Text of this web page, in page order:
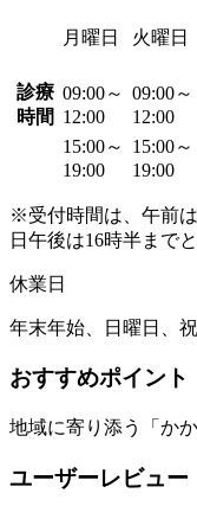
月曜日 火曜日
診療
時間
09:00～
12:00
09:00～
12:00
15:00～
19:00
15:00～
19:00
※受付時間は、午前
日午後は16時半まで
休業日
年末年始、日曜日、
おすすめポイント
地域に寄り添う「かか
ユーザーレビュー